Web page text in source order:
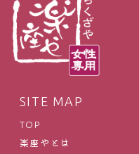
SITE MAP
TOP
楽座やとは